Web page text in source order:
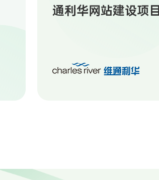
通利华网站建设项目